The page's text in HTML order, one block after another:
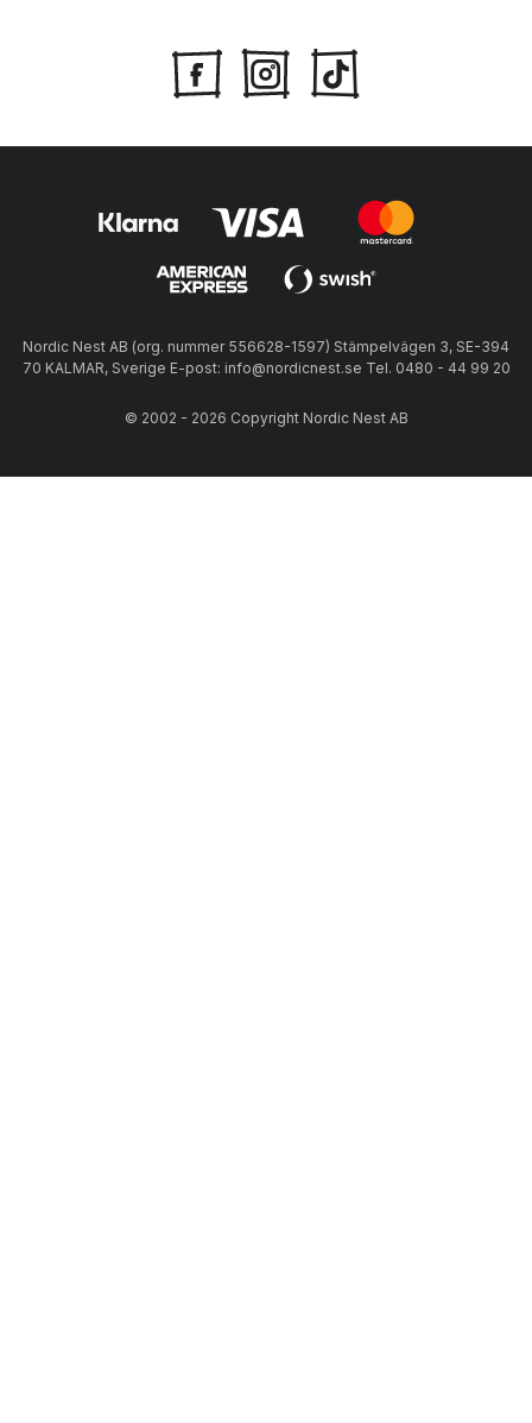
Nordic Nest AB (org. nummer 556628-1597) Stämpelvägen 3, SE-394
70 KALMAR, Sverige E-post: info@nordicnest.se Tel. 0480 - 44 99 20
© 2002 - 2026 Copyright Nordic Nest AB